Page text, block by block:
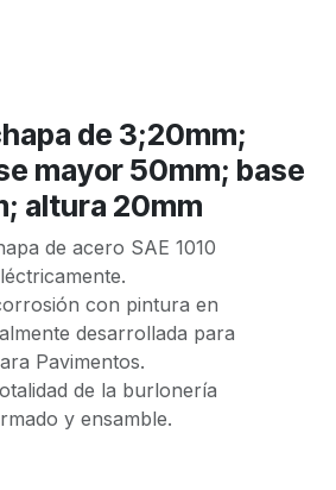
de 3;20mm;
mayor 50mm; base
altura 20mm
de acero SAE 1010
con pintura en
desarrollada para
Pavimentos.
de la burlonería
y ensamble.